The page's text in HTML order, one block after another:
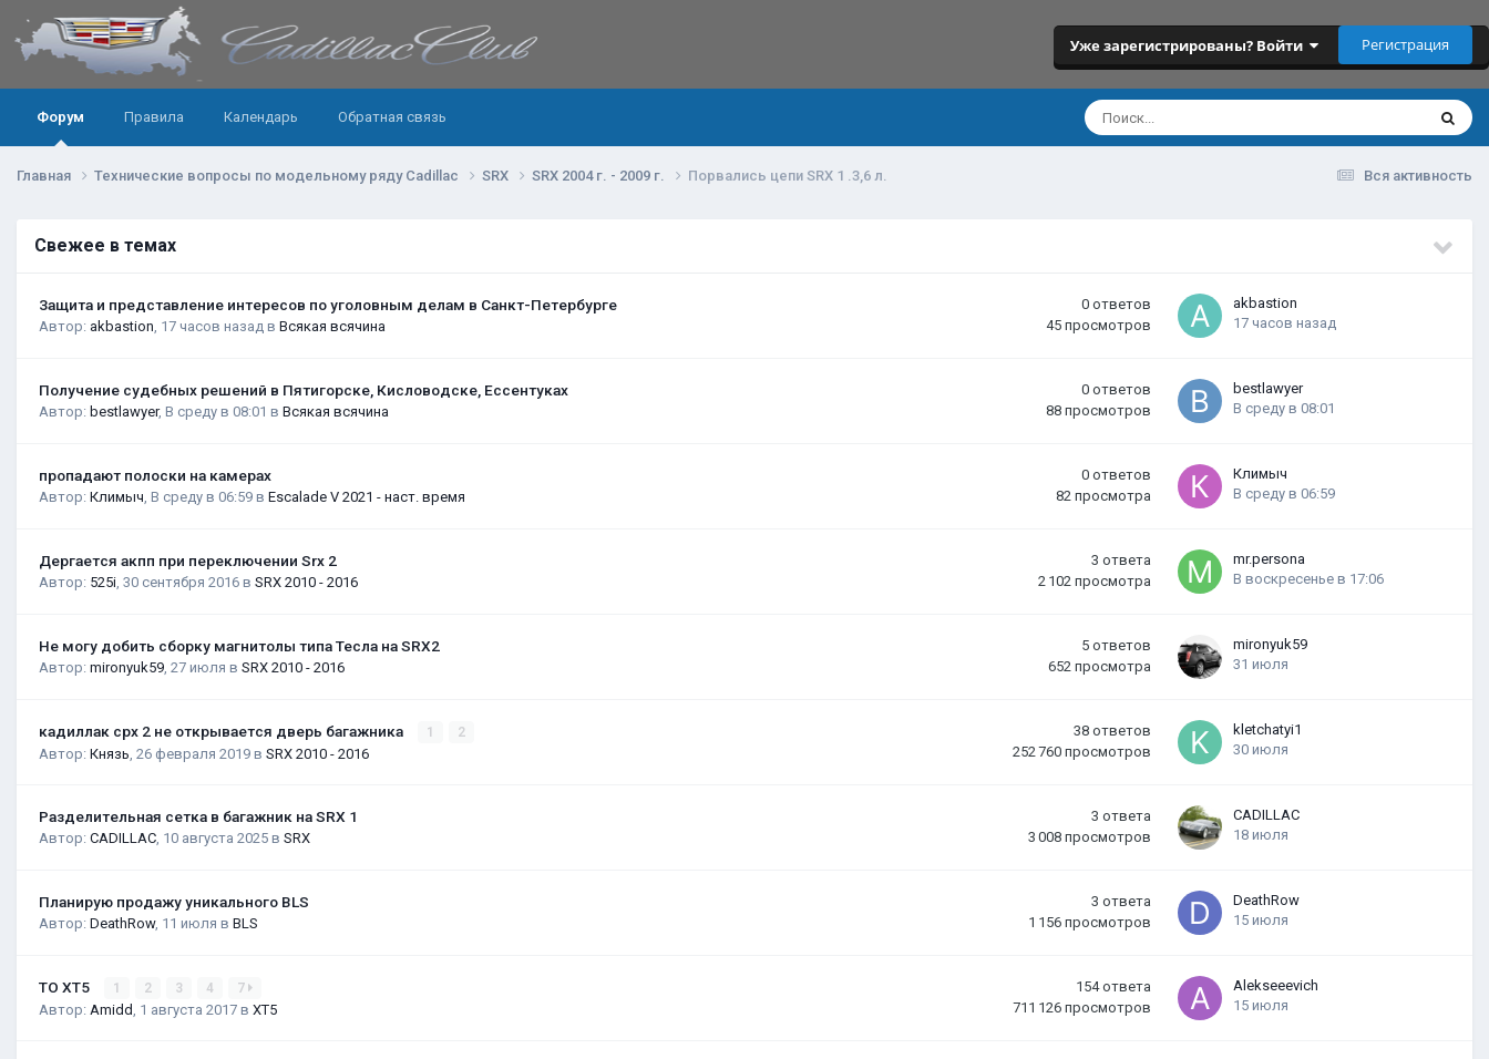
Уже зарегистрированы? Войти Регистрация
Форум Правила Календарь Обратная связь
Вся активность
Главная Технические вопросы по модельному ряду Cadillac SRX SRX 2004 г. - 2009 г. Порвались цепи SRX 1 .3,6 л.
Свежее в темах
Защита и представление интересов по уголовным делам в Санкт-Петербурге
Автор: akbastion 17 часов назад в Всякая всячина
0 ответов
45 просмотров
akbastion
17 часов назад
Получение судебных решений в Пятигорске, Кисловодске, Ессентуках
Автор: bestlawyer, В среду в 08:01 в Всякая всячина
0 ответов
88 просмотров
bestlawyer
В среду в 08:01
пропадают полоски на камерах
Автор: Климыч В среду в 06:59 в Escalade V 2021 - наст. время
0 ответов
82 просмотра
Климыч
В среду в 06:59
Дергается акпп при переключении Srx 2
Автор: 525i 30 сентября 2016 в SRX 2010 - 2016
3 ответа
2 102 просмотра
mr.persona
В воскресенье в 17:06
Не могу добить сборку магнитолы типа Тесла на SRX2
Автор: mironyuk59 27 июля в SRX 2010 - 2016
5 ответов
652 просмотра
mironyuk59
31 июля
кадиллак срх 2 не открывается дверь багажника 1 2
Автор: Князь 26 февраля 2019 в SRX 2010 - 2016
38 ответов
252 760 просмотров
kletchatyi1
30 июля
Разделительная сетка в багажник на SRX 1
Автор: CADILLAC 10 августа 2025 в SRX
3 ответа
3 008 просмотров
CADILLAC
18 июля
Планирую продажу уникального BLS
Автор: DeathRow, 11 июля в BLS
3 ответа
1 156 просмотров
DeathRow
15 июля
ТО XT5 1 2 3 4 7
Автор: Amidd 1 августа 2017 в XT5
154 ответа
711 126 просмотров
Alekseeevich
15 июля